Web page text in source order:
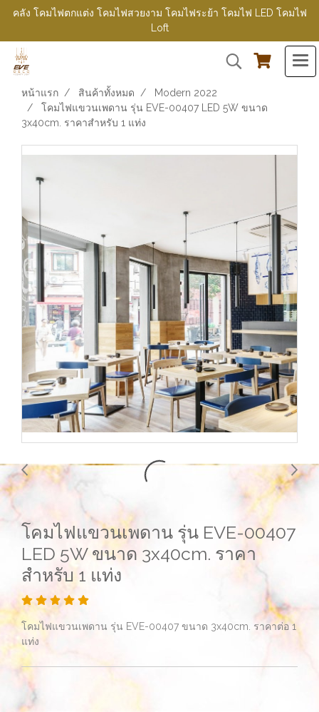
คลัง โคมไฟตกแต่ง โคมไฟสวยงาม โคมไฟระย้า โคมไฟ LED โคมไฟ
Loft
หน้าแรก สินค้าทั้งหมด
Modern 2022
โคมไฟแขวนเพดาน รุ่น EVE-00407 LED 5W ขนาด
3x40cm. ราคาสำหรับ 1 แท่ง
โคมไฟแขวนเพดาน รุ่น EVE-00407
LED 5W ขนาด 3x40cm. ราคา
สำหรับ 1 แท่ง
โคมไฟแขวนเพดาน รุ่น EVE-00407 ขนาด 3x40cm. ราคาต่อ 1
แท่ง